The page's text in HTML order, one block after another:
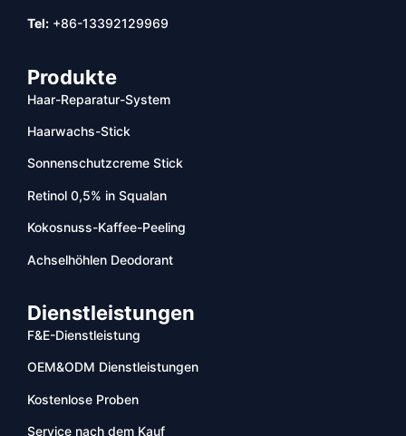
Tel: +86-13392129969
Produkte
Haar-Reparatur-System
Haarwachs-Stick
Sonnenschutzcreme Stick
Retinol 0,5% in Squalan
Kokosnuss-Kaffee-Peeling
Achselhöhlen Deodorant
Dienstleistungen
F&E-Dienstleistung
OEM&ODM Dienstleistungen
Kostenlose Proben
Service nach dem Kauf